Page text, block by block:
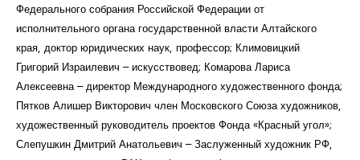
Федерального собрания Российской Федерации от
исполнительного органа государственной власти Алтайского
края, доктор юридических наук, профессор; Климовицкий
Григорий Израилевич – искусствовед; Комарова Лариса
Алексеевна – директор Международного художественного фонда;
Пятков Алишер Викторович член Московского Союза художников,
художественный руководитель проектов Фонда «Красный угол»;
Слепушкин Дмитрий Анатольевич – Заслуженный художник РФ,